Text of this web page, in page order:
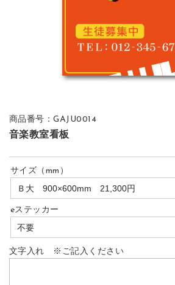
商品番号：GAJU0014
音楽教室看板
サイズ（mm）
eステッカー
文字入れ ※ご記入ください